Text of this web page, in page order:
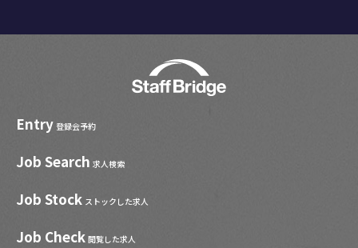
Entry 登録会予約
Job Search 求人検索
Job Stock ストックした求人
Job Check 閲覧した求人